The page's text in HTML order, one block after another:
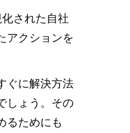
された自社
アクションを
ぐに解決方法
しょう。その
るためにも